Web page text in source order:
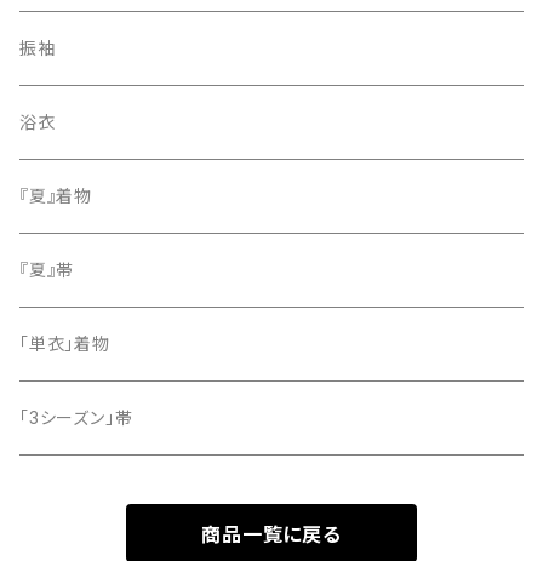
紬
色無地
小紋
留袖
袋帯
名古屋帯
振袖
浴衣
『夏』着物
『夏』帯
「単衣」着物
「3シーズン」帯
商品一覧に戻る